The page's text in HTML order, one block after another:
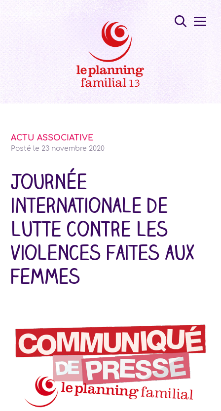
ACTU ASSOCIATIVE
Posté le 23 novembre 2020
Journée
internationale de
lutte contre les
violences faites aux
femmes